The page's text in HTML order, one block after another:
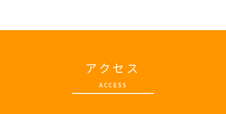
アクセス
ACCESS